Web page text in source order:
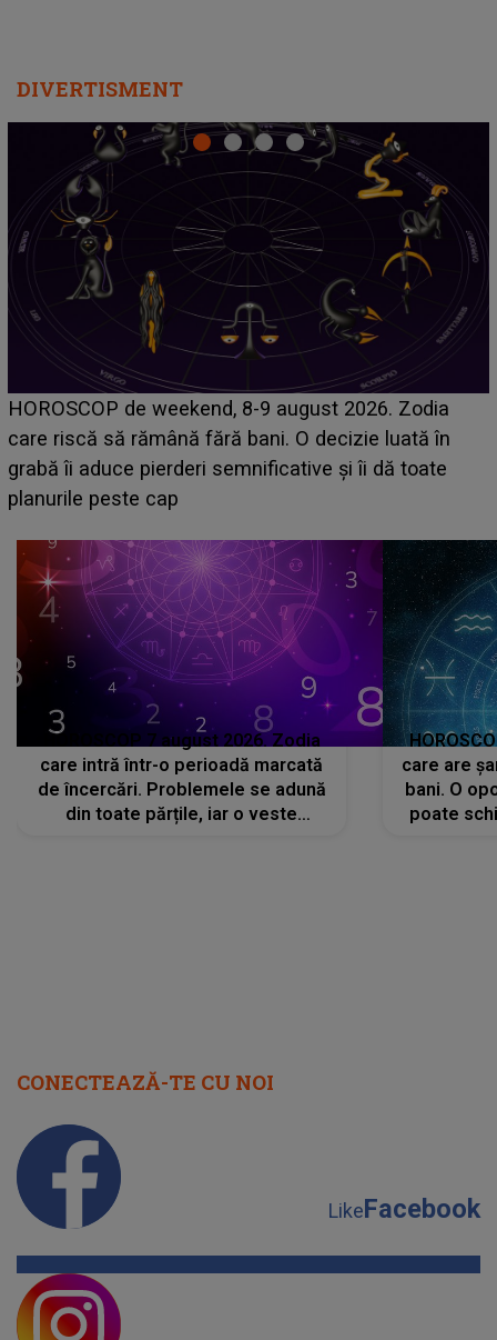
DIVERTISMENT
Emanuel a ținut ACEST DETALIU ASCUNS până
acum! În fața Alexandrei, concurentul din Casa Iubirii
face o MĂRTURISIRE NEAȘTEPTATĂ despre mama
sa: "I-am spus și ei în față, eu nu te iubesc pentru
HOROSCOP 7 august 2026. Zodia
care intră într-o perioadă marcată
de încercări. Problemele se adună
din toate părțile, iar o veste
care are
bani. O
poate
CONECTEAZĂ-TE CU NOI
LikeFacebook